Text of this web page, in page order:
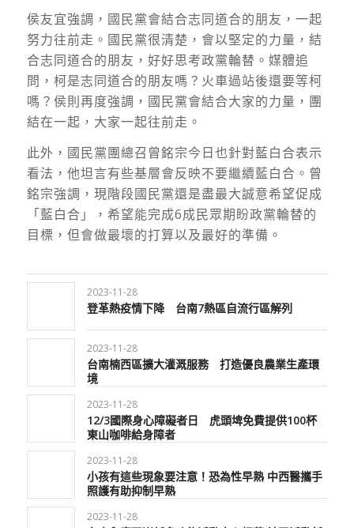
侯友宜強調，國民黨會結合志同道合的朋友，一起
努力往前走。國民黨很清楚，會以堅定的力量，結
合志同道合的朋友，好好思考政黨輪替。媒體追
問，柯是志同道合的朋友嗎？火車過站後還要等柯
嗎？侯則再度強調，國民黨會結合大家的力量，團
結在一起，大家一起往前走。
此外，國民黨團總召曾銘宗今日也針對藍白合表示
看法，他坦言有些基層會反映不要繼續藍白合。曾
銘宗強調，現階段國民黨還是盡最大誠意希望促成
「藍白合」，希望能完成6成民眾期盼政黨輪替的
目標，但會做最壞的打算以及最好的準備。
2023-11-28
登革熱疫情下降 台南7熱區自流行區解列
2023-11-28
台南楠西區擴大灌溉服務 打造優良農業生產環
境
2023-11-28
12/3國際身心障礙者日 虎頭埤免費提供100杯
東山咖啡給身障者
2023-11-28
小孩有這些現象要注意！恐為性早熟 中西醫攜手
照護有助抑制早熟
2023-11-28